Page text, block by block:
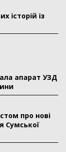
історій із
апарат УЗД
про нові
Сумської